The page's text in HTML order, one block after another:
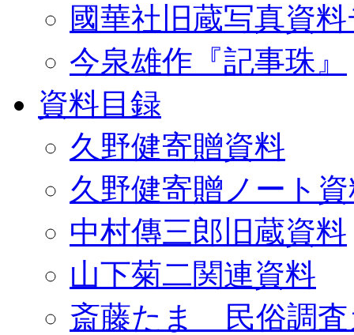
國華社旧蔵写真資
今泉雄作『記事珠』
資料目録
久野健寄贈資料
久野健寄贈ノート
中村傳三郎旧蔵資料
山下菊二関連資料
斎藤たま 民俗調査